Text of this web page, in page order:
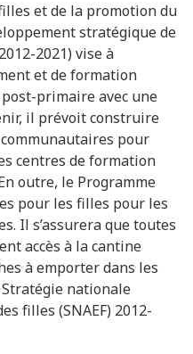
et de la promotion du
stratégique de
2021) vise à
et de formation
primaire avec une
il prévoit construire
pour
centres de formation
outre, le Programme
pour les filles pour les
Il s’assurera que toutes
accès à la cantine
à emporter dans les
Stratégie nationale
filles (SNAEF) 2012-